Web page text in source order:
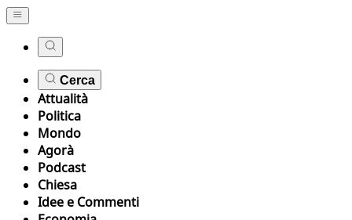
Cerca
Attualità
Politica
Mondo
Agorà
Podcast
Chiesa
Idee e Commenti